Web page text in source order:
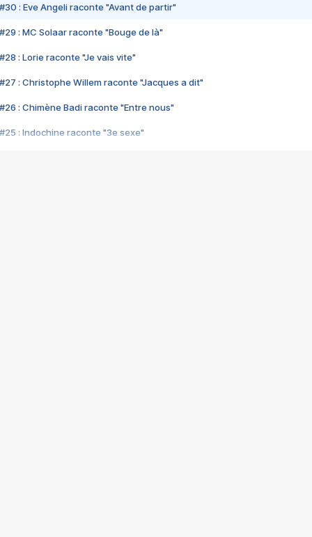
#30 : Eve Angeli raconte "Avant de partir"
#29 : MC Solaar raconte "Bouge de là"
#28 : Lorie raconte "Je vais vite"
#27 : Christophe Willem raconte "Jacques a dit"
#26 : Chimène Badi raconte "Entre nous"
#25 : Indochine raconte "3e sexe"